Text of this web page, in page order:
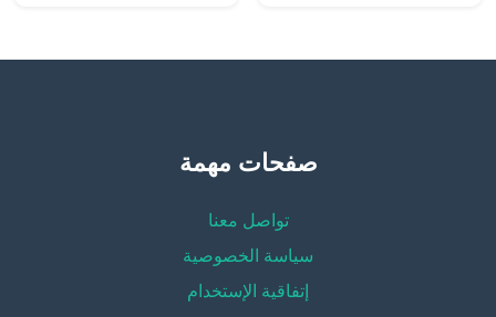
صفحات مهمة
تواصل معنا
سياسة الخصوصية
إتفاقية الإستخدام